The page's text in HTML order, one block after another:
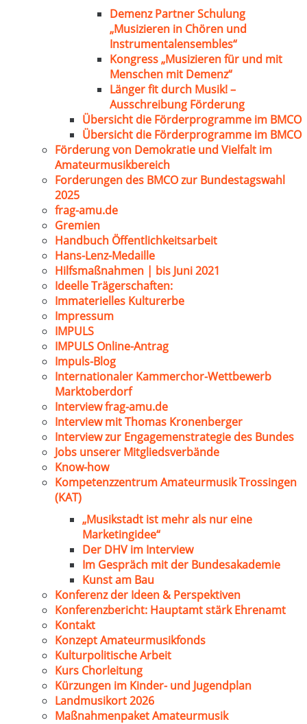
Demenz Partner Schulung
„Musizieren in Chören und
Instrumentalensembles“
Kongress „Musizieren für und mit
Menschen mit Demenz“
Länger fit durch Musik! –
Ausschreibung Förderung
Übersicht die Förderprogramme im BMCO
Übersicht die Förderprogramme im BMCO
Förderung von Demokratie und Vielfalt im
Amateurmusikbereich
Forderungen des BMCO zur Bundestagswahl
2025
frag-amu.de
Gremien
Handbuch Öffentlichkeitsarbeit
Hans-Lenz-Medaille
Hilfsmaßnahmen | bis Juni 2021
Ideelle Trägerschaften:
Immaterielles Kulturerbe
Impressum
IMPULS
IMPULS Online-Antrag
Impuls-Blog
Internationaler Kammerchor-Wettbewerb
Marktoberdorf
Interview frag-amu.de
Interview mit Thomas Kronenberger
Interview zur Engagemenstrategie des Bundes
Jobs unserer Mitgliedsverbände
Know-how
Kompetenzzentrum Amateurmusik Trossingen
(KAT)
„Musikstadt ist mehr als nur eine
Marketingidee“
Der DHV im Interview
Im Gespräch mit der Bundesakademie
Kunst am Bau
Konferenz der Ideen & Perspektiven
Konferenzbericht: Hauptamt stärk Ehrenamt
Kontakt
Konzept Amateurmusikfonds
Kulturpolitische Arbeit
Kurs Chorleitung
Kürzungen im Kinder- und Jugendplan
Landmusikort 2026
Maßnahmenpaket Amateurmusik